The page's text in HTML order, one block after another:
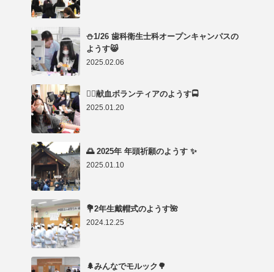
⛄1/26 歯科衛生士科オープンキャンパスの
ようす😸
2025.02.06
👨‍⚕️献血ボランティアのようす🚍
2025.01.20
🌅 2025年 年頭祈願のようす ✨
2025.01.10
💐2年生戴帽式のようす🌺
2024.12.25
🌲みんなでモルック🌳